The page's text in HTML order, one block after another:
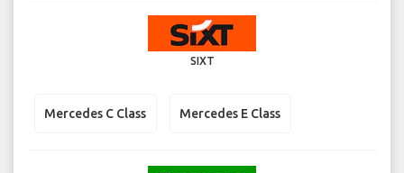
SIXT
Mercedes C Class Mercedes E Class